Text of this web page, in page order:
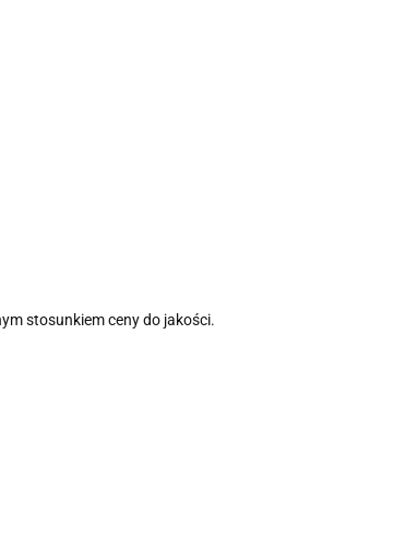
stosunkiem ceny do jakości.